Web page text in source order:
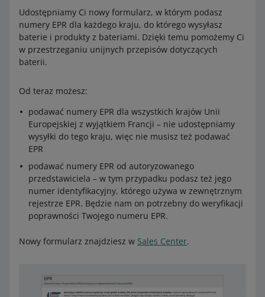
Udostępniamy Ci nowy formularz, w którym podasz
numery EPR dla każdego kraju, do którego wysyłasz
baterie i produkty z bateriami. Dzięki temu pomożemy Ci
w przestrzeganiu unijnych przepisów dotyczących
baterii.
Od teraz możesz:
podawać numery EPR dla wszystkich krajów Unii
Europejskiej z wyjątkiem Francji – nie udostępniamy
wysyłki do tego kraju, więc nie musisz też podawać
EPR
podawać numery EPR od autoryzowanego
przedstawiciela – w tym przypadku podasz też jego
numer identyfikacyjny, którego używa w zewnętrznym
rejestrze EPR. Będzie nam on potrzebny do weryfikacji
poprawności Twojego numeru EPR.
Nowy formularz znajdziesz w Sales Center.